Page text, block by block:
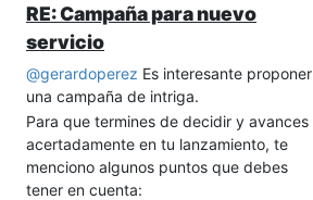
organización. Cada miembro del equipo
debe ser evaluado en función de cuánto
No se trata solo de competencias
técnicas, sino de actitud, cultura y
comportamiento.
Hay herramientas digitales que te
pueden ayudar.
RE: Campaña para nuevo
servicio
@gerardoperez Es interesante proponer
una campaña de intriga.
Para que termines de decidir y avances
acertadamente en tu lanzamiento, te
menciono algunos puntos que debes
tener en cuenta: